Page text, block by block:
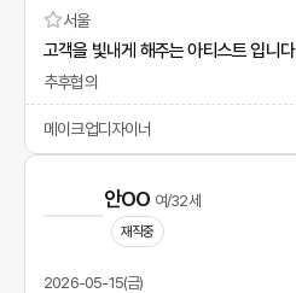
서울
고객을 빛내게 해주는 아티스트 입니다
추후협의
메이크업디자이너
안OO 여/32세
재직중
2026-05-15(금)